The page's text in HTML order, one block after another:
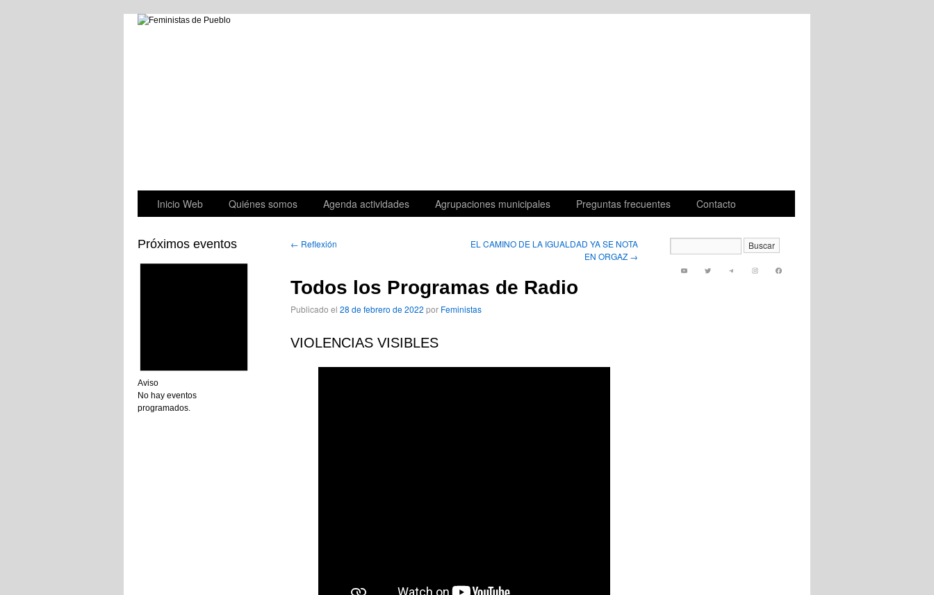
Inicio Web Quiénes somos Agenda actividades Agrupaciones municipales Preguntas frecuentes Contacto
Próximos eventos
Aviso
No hay eventos
programados.
← Reflexión
EL CAMINO DE LA IGUALDAD YA SE NOTA
EN ORGAZ →
Todos los Programas de Radio
Publicado el 28 de febrero de 2022 por Feministas
VIOLENCIAS VISIBLES